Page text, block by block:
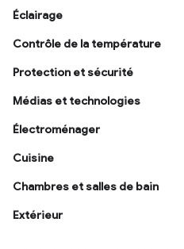
Éclairage
Contrôle de la température
Protection et sécurité
Médias et technologies
Électroménager
Cuisine
Chambres et salles de bain
Extérieur